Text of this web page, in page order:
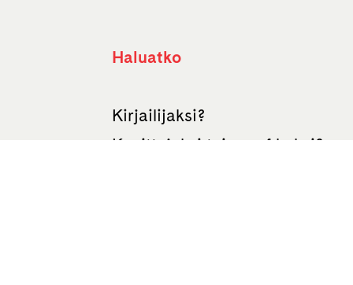
Haluatko
Kirjailijaksi?
Kuvittajaksi tai graafikoksi?